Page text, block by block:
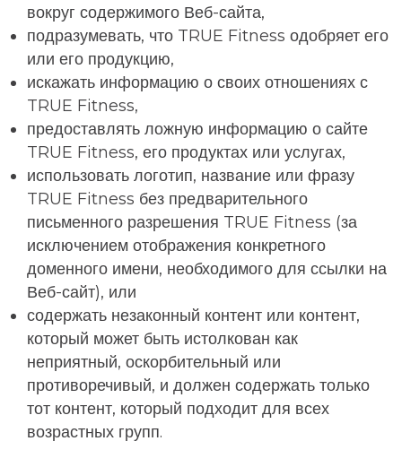
вокруг содержимого Веб-сайта,
подразумевать, что TRUE Fitness одобряет его
или его продукцию,
искажать информацию о своих отношениях с
TRUE Fitness,
предоставлять ложную информацию о сайте
TRUE Fitness, его продуктах или услугах,
использовать логотип, название или фразу
TRUE Fitness без предварительного
письменного разрешения TRUE Fitness (за
исключением отображения конкретного
доменного имени, необходимого для ссылки на
Веб-сайт), или
содержать незаконный контент или контент,
который может быть истолкован как
неприятный, оскорбительный или
противоречивый, и должен содержать только
тот контент, который подходит для всех
возрастных групп.